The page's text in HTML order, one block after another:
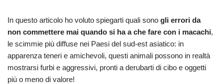
In questo articolo ho voluto spiegarti quali sono gli errori da
non commettere mai quando si ha a che fare con i macachi,
le scimmie più diffuse nei Paesi del sud-est asiatico: in
apparenza teneri e amichevoli, questi animali possono in realtà
mostrarsi furbi e aggressivi, pronti a derubarti di cibo e oggetti
più o meno di valore!